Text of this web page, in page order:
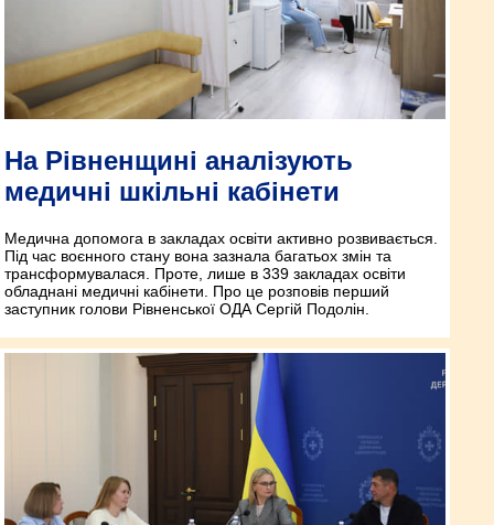
На Рівненщині аналізують
медичні шкільні кабінети
Медична допомога в закладах освіти активно розвивається.
Під час воєнного стану вона зазнала багатьох змін та
трансформувалася. Проте, лише в 339 закладах освіти
обладнані медичні кабінети. Про це розповів перший
заступник голови Рівненської ОДА Сергій Подолін.